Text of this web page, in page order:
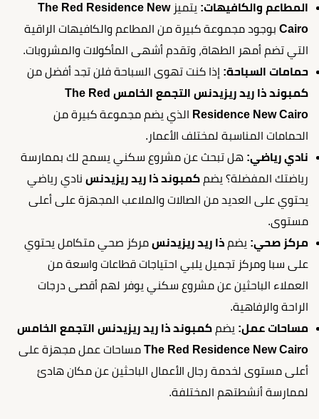
المطاعم والكافيهات: يتميزThe Red Residence New
Cairo بوجود مجموعة كبيرة من المطاعم والكافيهات الراقية
التي تضم أمهر الطهاة، وتقدم أشهى المأكولات والمشروبات.
حمامات السباحة: إذا كنت تهوى السباحة فلن تجد أفضل من
كمبوند ذا ريد ريزيدنس التجمع الخامس The Red
Residence New Cairo الذي يضم مجموعة كبيرة من
الحمامات المناسبة لمختلف الأعمار.
نادي رياضي: هل تبحث عن مشروع سكني يسمح لك بممارسة
رياضتك المفضلة؟ يضم كمبوند ذا ريد ريزيدنس نادي رياضي
يحتوي على العديد من الصالات والملاعب المجهزة على أعلى
مستوى.
مركز صحي: يضم ذا ريد ريزيدنس مركز صحي متكامل يحتوي
على سبا ومركز تجميل يلبي احتياجات قطاعات واسعة من
العملاء الباحثين عن مشروع سكني يوفر لهم أقصى درجات
الراحة والرفاهية.
مساحات عمل: يضم كمبوند ذا ريد ريزيدنس التجمع الخامس
The Red Residence New Cairo مساحات عمل مجهزة على
أعلى مستوى لخدمة رجال الأعمال الباحثين عن مكان هادئ
لممارسة أنشطتهم المختلفة.